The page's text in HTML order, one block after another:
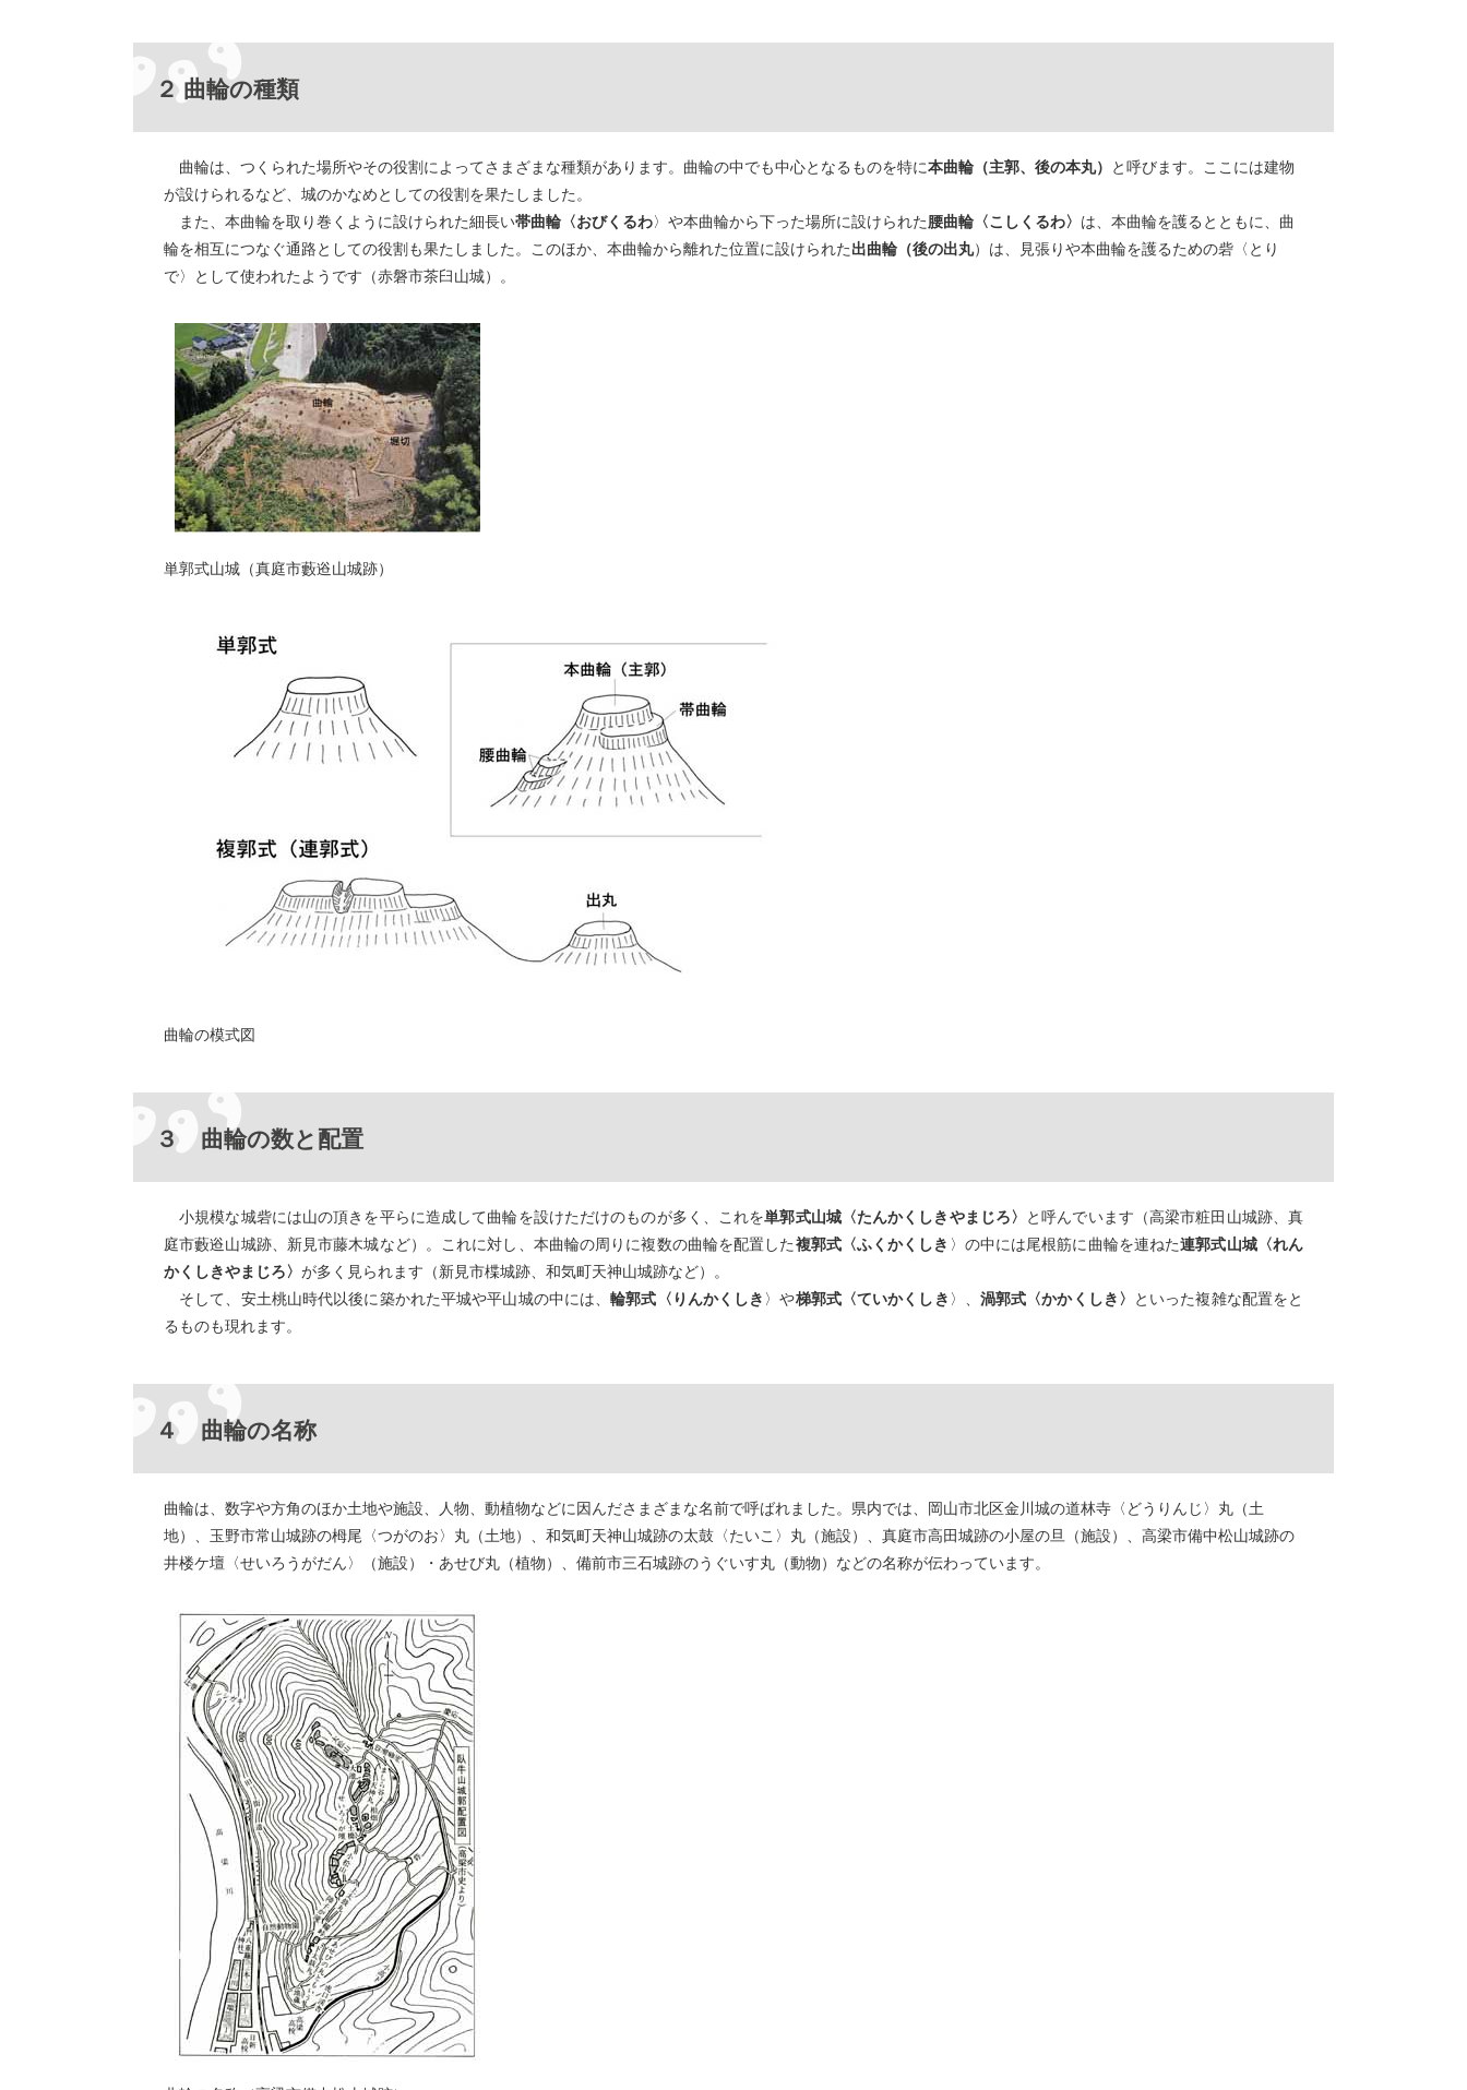
２ 曲輪の種類
曲輪は、つくられた場所やその役割によってさまざまな種類があります。曲輪の中でも中心となるものを特に本曲輪（主郭、後の本丸）
と呼びます。ここには建物
が設けられるなど、城のかなめとしての役割を果たしました。
また、本曲輪を取り巻くように設けられた細長い帯曲輪〈おびくるわ〉や本曲輪から下った場所に設けられた腰曲輪〈こしくるわ〉 は、本曲輪を護るとともに、曲
輪を相互につなぐ通路としての役割も果たしました。このほか、本曲輪から離れた位置に設けられた出曲輪（後の出丸）は、見張りや本曲輪を護るための砦〈とり
で〉として使われたようです（赤磐市茶臼山城）。
単郭式山城（真庭市藪逧山城跡）
曲輪の模式図
３ 曲輪の数と配置
小規模な城砦には山の頂きを平らに造成して曲輪を設けただけのものが多く、これを単郭式山城〈たんかくしきやまじろ〉
と呼んでいます（高梁市粧田山城跡、真
庭市藪逧山城跡、新見市藤木城など）。これに対し、本曲輪の周りに複数の曲輪を配置した複郭式〈ふくかくしき 〉の中には尾根筋に曲輪を連ねた連郭式山城〈れん
かくしきやまじろ〉 が多く見られます（新見市楪城跡、和気町天神山城跡など）。
そして、安土桃山時代以後に築かれた平城や平山城の中には、輪郭式〈りんかくしき 〉や梯郭式〈ていかくしき 〉、 渦郭式〈かかくしき〉
といった複雑な配置をと
るものも現れます。
４ 曲輪の名称
曲輪は、数字や方角のほか土地や施設、人物、動植物などに因んださまざまな名前で呼ばれました。県内では、岡山市北区金川城の道林寺〈どうりんじ〉丸（土
地）、玉野市常山城跡の栂尾〈つがのお〉丸（土地）、和気町天神山城跡の太鼓〈たいこ〉丸（施設）、真庭市高田城跡の小屋の旦（施設）、高梁市備中松山城跡の
井楼ケ壇〈せいろうがだん〉（施設）・あせび丸（植物）、備前市三石城跡のうぐいす丸（動物）などの名称が伝わっています。